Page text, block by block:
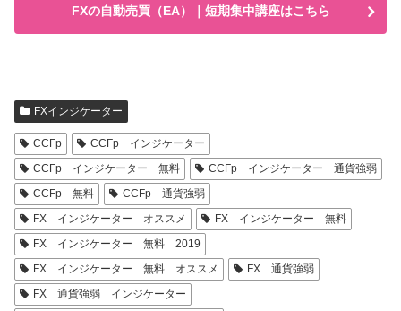
FXの自動売買（EA）｜短期集中講座はこちら
FXインジケーター
CCFp
CCFp インジケーター
CCFp インジケーター 無料
CCFp インジケーター 通貨強弱
CCFp 無料
CCFp 通貨強弱
FX インジケーター オススメ
FX インジケーター 無料
FX インジケーター 無料 2019
FX インジケーター 無料 オススメ
FX 通貨強弱
FX 通貨強弱 インジケーター